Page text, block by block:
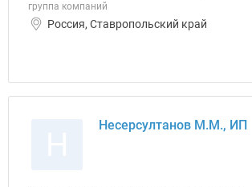
группа компаний
Россия, Ставропольский край
Несерсултанов М.М., ИП